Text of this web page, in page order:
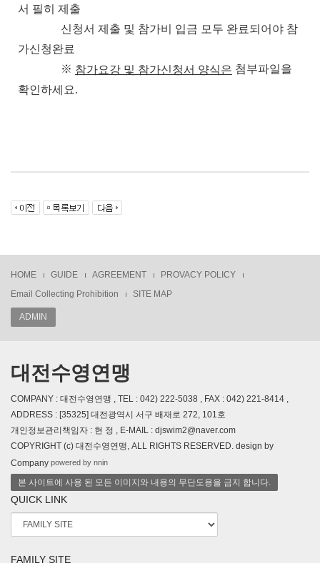
서 필히 제출
신청서 제출 및 참가비 입금 모두 완료되어야 참
가신청완료
※ 참가요강 및 참가신청서 양식은 첨부파일을
확인하세요.
HOME GUIDE AGREEMENT
PROVACY POLICY
Email Collecting Prohibition
SITE MAP
ADMIN
대전수영연맹
COMPANY : 대전수영연맹 , TEL : 042) 222-5038 , FAX : 042) 221-8414 ,
ADDRESS : [35325] 대전광역시 서구 배재로 272, 101호
개인정보관리책임자 : 현 정 , E-MAIL : djswim2@naver.com
COPYRIGHT (c) 대전수영연맹, ALL RIGHTS RESERVED. design by
Company powered by nnin
본 사이트에 사용 된 모든 이미지와 내용의 무단도용을 금지 합니다.
QUICK LINK
FAMILY SITE